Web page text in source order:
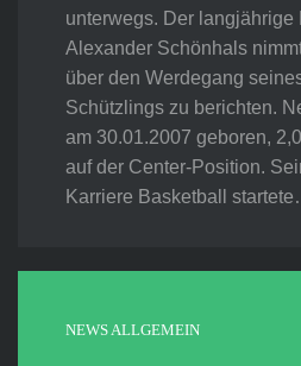
unterwegs. Der
Alexander Schönhals
über den Werdegang
Schützlings zu berichten.
am 30.01.2007 geboren,
auf der Center-Position.
Karriere Basketball
NEWS ALLGEMEIN